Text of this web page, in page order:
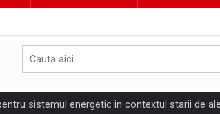
sistemul energetic in contextul starii de